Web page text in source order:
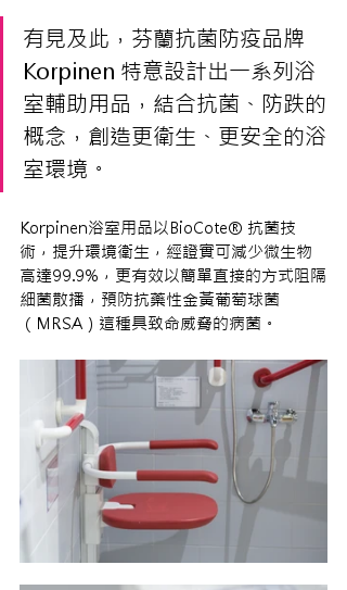
有見及此，芬蘭抗菌防疫品牌
Korpinen 特意設計出一系列浴
室輔助用品，結合抗菌、防跌的
概念，創造更衛生、更安全的浴
室環境。
Korpinen浴室用品以BioCote® 抗菌技
術，提升環境衛生，經證實可減少微生物
高達99.9%，更有效以簡單直接的方式阻隔
細菌散播，預防抗藥性金黃葡萄球菌
（MRSA）這種具致命威脅的病菌。